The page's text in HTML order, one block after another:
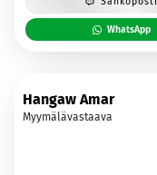
WhatsApp
Hangaw Amar
Myymälävastaava